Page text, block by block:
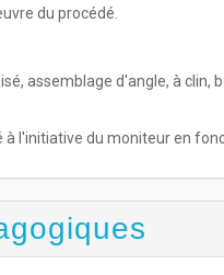
du procédé.
assemblage d'angle, à
l'initiative du moniteur en